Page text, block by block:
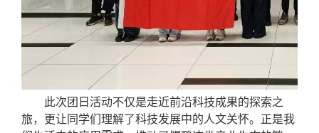
此次团日活动不仅是走近前沿科技成果的探索之
旅，更让同学们理解了科技发展中的人文关怀。正是我